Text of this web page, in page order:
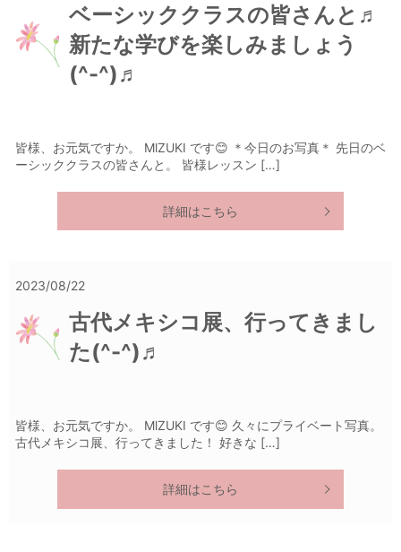
ベーシッククラスの皆さんと♬
新たな学びを楽しみましょう
(^-^)♬
皆様、お元気ですか。 MlZUKI です😊 ＊今日のお写真＊ 先日のベ
ーシッククラスの皆さんと。 皆様レッスン […]
詳細はこちら
2023/08/22
古代メキシコ展、行ってきまし
た(^-^)♬
皆様、お元気ですか。 MlZUKI です😊 久々にプライベート写真。
古代メキシコ展、行ってきました！ 好きな […]
詳細はこちら